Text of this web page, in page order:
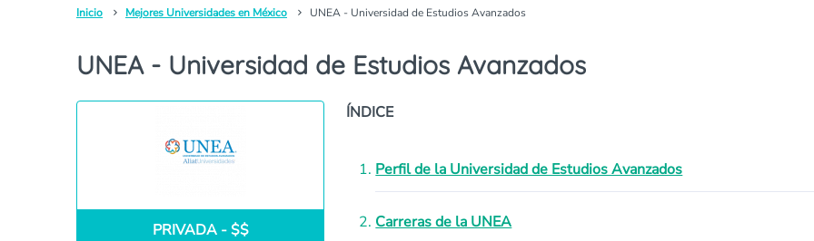
Inicio Mejores Universidades en México UNEA - Universidad de Estudios Avanzados
UNEA - Universidad de Estudios Avanzados
PRIVADA - $$
ÍNDICE
Perfil de la Universidad de Estudios Avanzados
Carreras de la UNEA